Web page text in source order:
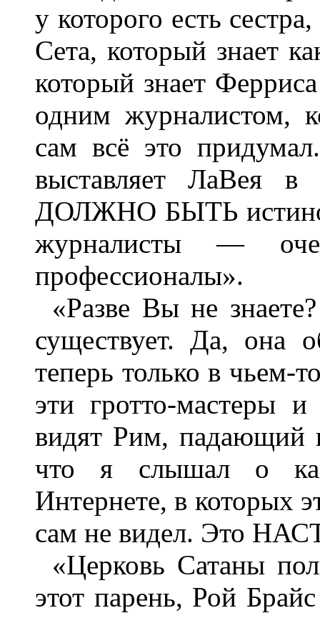
у которого есть
Сета, который знает
который знает
одним журналистом,
сам всё это
выставляет ЛаВея в
ДОЛЖНО БЫТЬ
журналисты —
профессионалы».
«Разве Вы не
существует. Да, она
теперь только в чьем-
эти гротто-
видят Рим, падающий
что я слышал о
Интернете, в которых
сам не видел. Это
«Церковь Сатаны
этот парень, Рой